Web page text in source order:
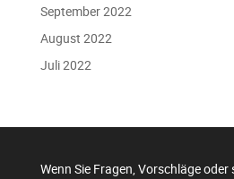
September 2022
August 2022
Juli 2022
Wenn Sie Fragen, Vorschläge